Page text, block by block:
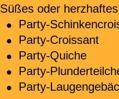
Süßes oder
• Party-
• Party-Croissant
• Party-Quiche
• Party-
• Party-